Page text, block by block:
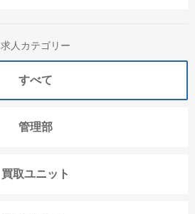
求人カテゴリー
すべて
管理部
買取ユニット